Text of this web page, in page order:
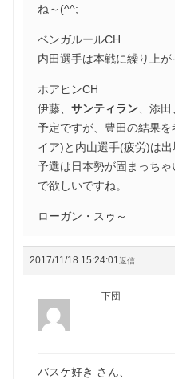
ね～(^^;
ベンガルールCH
内田選手は本戦に繰り上が
ホアヒンCH
伊藤、サンティラン 、添
予定ですが、豊田の結果
イア)と内山選手(疲労)は出
予選は日本勢が固まっち
で欲しいですね。
ローガン・スゥ～
2017/11/18 15:24:01返信
下団
バスケ好き さん、